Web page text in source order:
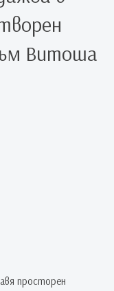
Витоша
просторен